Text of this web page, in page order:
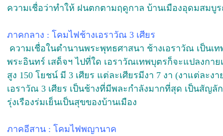
ความเชื่อว่าทำให้ ฝนตกตามฤดูกาล บ้านเมืองอุดมสมบู
ภาคกลาง : โคมไฟช้างเอราวัณ 3 เศียร
ความเชื่อในตำนานพระพุทธศาสนา ช้างเอราวัณ เป็นเ
พระอินทร์ เสด็จฯ ไปที่ใด เอราวัณเทพบุตรก็จะแปลงกาย
สูง 150 โยชน์ มี 3 เศียร แต่ละเศียรมีงา 7 งา (งาแต่ละง
เอราวัณ 3 เศียร เป็นช้างที่มีพละกำลังมากที่สุด เป็นสัญ
รุ่งเรืองร่มเย็นเป็นสุขของบ้านเมือง
ภาคอีสาน : โคมไฟพญานาค